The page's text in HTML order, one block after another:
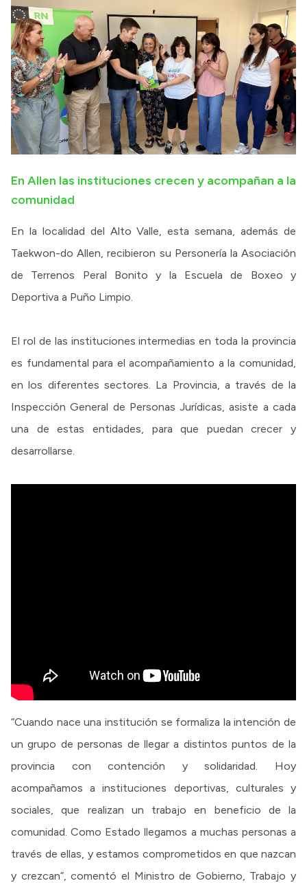
En Allen las instituciones crecen y acompañan a la
comunidad
En la localidad del Alto Valle, esta semana, además de
Taekwon-do Allen, recibieron su Personería la Asociación
de Terrenos Peral Bonito y la Escuela de Boxeo y
Deportiva a Puño Limpio.
El rol de las instituciones intermedias en toda la provincia
es fundamental para el acompañamiento a la comunidad,
en los diferentes sectores. La Provincia, a través de la
Inspección General de Personas Jurídicas, asiste a cada
una de estas entidades, para que puedan crecer y
desarrollarse.
“Cuando nace una institución se formaliza la intención de
un grupo de personas de llegar a distintos puntos de la
provincia con contención y solidaridad. Hoy
acompañamos a instituciones deportivas, culturales y
sociales, que realizan un trabajo en beneficio de la
comunidad. Como Estado llegamos a muchas personas a
través de ellas, y estamos comprometidos en que nazcan
y crezcan”, comentó el Ministro de Gobierno, Trabajo y